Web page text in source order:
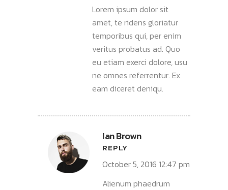
Lorem ipsum dolor sit
amet, te ridens gloriatur
temporibus qui, per enim
veritus probatus ad. Quo
eu etiam exerci dolore, usu
ne omnes referrentur. Ex
eam diceret deniqu.
Ian Brown
REPLY
October 5, 2016 12:47 pm
Alienum phaedrum